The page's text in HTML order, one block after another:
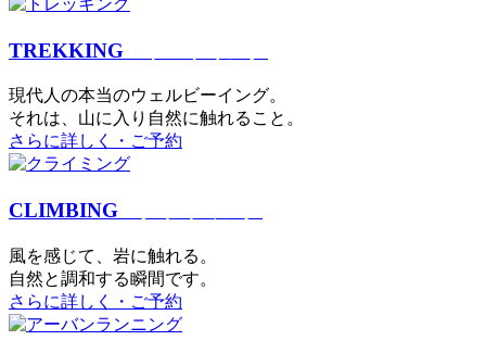
TREKKING
現代⼈の本当のウェルビーイング。
それは、⼭に⼊り⾃然に触れること。
さらに詳しく・ご予約
CLIMBING
⾵を感じて、岩に触れる。
⾃然と調和する瞬間です。
さらに詳しく・ご予約